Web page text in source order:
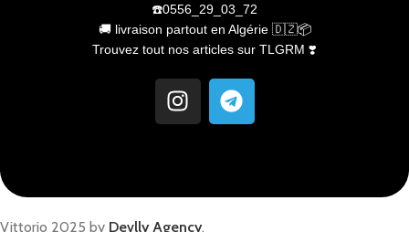
☎️0556_29_03_72
🚚 livraison partout en Algérie 🇩🇿📦
Trouvez tout nos articles sur TLGRM ❣️
Vittorio 2025 by Devlly Agency.